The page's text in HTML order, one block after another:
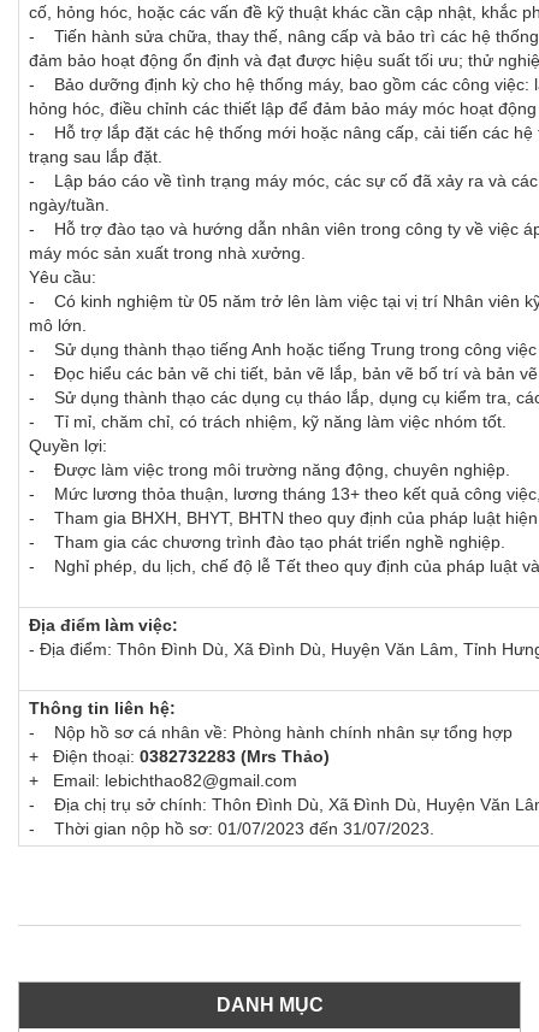
cố, hỏng hóc, hoặc các vấn đề kỹ thuật khác cần cập nhật, khắc
- Tiến hành sửa chữa, thay thế, nâng cấp và bảo trì các hệ
đảm bảo hoạt động ổn định và đạt được hiệu suất tối ưu; thử
- Bảo dưỡng định kỳ cho hệ thống máy, bao gồm các công việc:
hỏng hóc, điều chỉnh các thiết lập để đảm bảo máy móc hoạt
- Hỗ trợ lắp đặt các hệ thống mới hoặc nâng cấp, cải tiến các
trạng sau lắp đặt.
- Lập báo cáo về tình trạng máy móc, các sự cố đã xảy ra và
ngày/tuần.
- Hỗ trợ đào tạo và hướng dẫn nhân viên trong công ty về việc
máy móc sản xuất trong nhà xưởng.
Yêu cầu:
- Có kinh nghiệm từ 05 năm trở lên làm việc tại vị trí Nhân viên
mô lớn.
- Sử dụng thành thạo tiếng Anh hoặc tiếng Trung trong công
- Đọc hiểu các bản vẽ chi tiết, bản vẽ lắp, bản vẽ bố trí và bản
- Sử dụng thành thạo các dụng cụ tháo lắp, dụng cụ kiểm tra,
- Tỉ mỉ, chăm chỉ, có trách nhiệm, kỹ năng làm việc nhóm tốt.
Quyền lợi:
- Được làm việc trong môi trường năng động, chuyên nghiệp.
- Mức lương thỏa thuận, lương tháng 13+ theo kết quả công
- Tham gia BHXH, BHYT, BHTN theo quy định của pháp luật
- Tham gia các chương trình đào tạo phát triển nghề nghiệp.
- Nghỉ phép, du lịch, chế độ lễ Tết theo quy định của pháp luật
Địa điểm làm việc:
- Địa điểm: Thôn Đình Dù, Xã Đình Dù, Huyện Văn Lâm, Tỉnh
Thông tin liên hệ:
- Nộp hồ sơ cá nhân về: Phòng hành chính nhân sự tổng hợp
+ Điện thoại: 0382732283 (Mrs Thảo)
+ Email: lebichthao82@gmail.com
- Địa chị trụ sở chính: Thôn Đình Dù, Xã Đình Dù, Huyện Văn
- Thời gian nộp hồ sơ: 01/07/2023 đến 31/07/2023.
DANH MỤC